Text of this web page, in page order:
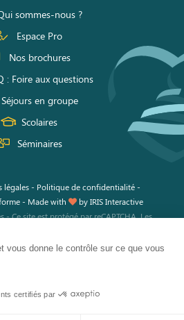
vous donne le contrôle sur ce que vous
certifiés par
Facebook
InstagramYoutube
sommes-nous ?
Espace Pro
Nos brochures
: Foire aux questions
Séjours en groupe
Scolaires
Séminaires
légales- Politique de confidentialité-
- Made with byIRIS Interactive
-Ce site est protégé par reCAPTCHA. Les
s'appliquent.